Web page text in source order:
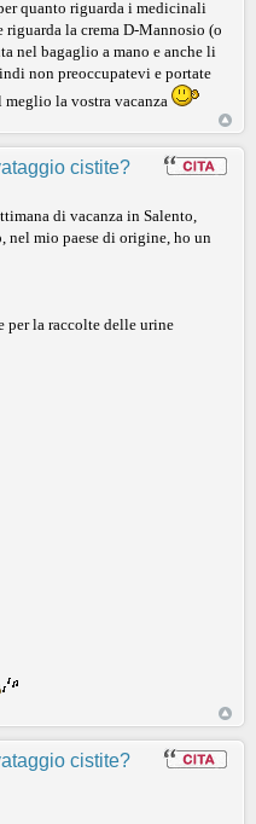
quanto riguarda i medicinali
la crema D-Mannosio (o
nel bagaglio a mano e anche li
non preoccupatevi e portate
la vostra vacanza
cistite?
di vacanza in Salento,
nel mio paese di origine, ho un
per la raccolte delle urine
cistite?